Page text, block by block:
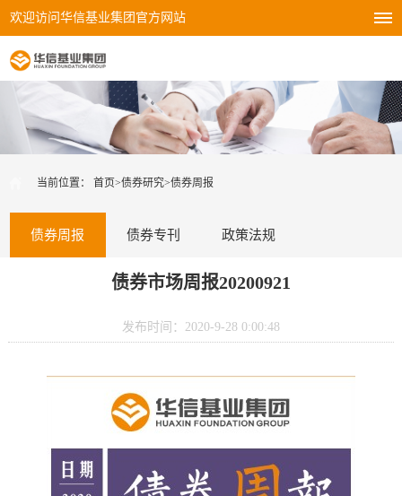
欢迎访问华信基业集团官方网站
当前位置：首页>债券研究>债券周报
债券周报 债券专刊 政策法规
债券市场周报20200921
发布时间：2020-9-28 0:00:48